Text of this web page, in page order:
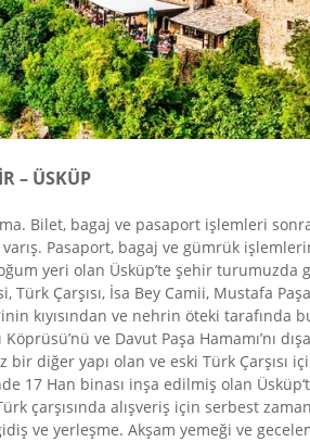
– ÜSKÜP
Bilet, bagaj ve pasaport işlemleri
Pasaport, bagaj ve gümrük
yeri olan Üsküp’te şehir turumuzda
Türk Çarşısı, İsa Bey Camii, Mustafa
kıyısından ve nehrin öteki tarafında
ve Davut Paşa Hamamı’nı
bir diğer yapı olan ve eski Türk Çarşısı
17 Han binası inşa edilmiş olan
çarşısında alışveriş için serbest
ve yerleşme. Akşam yemeği ve